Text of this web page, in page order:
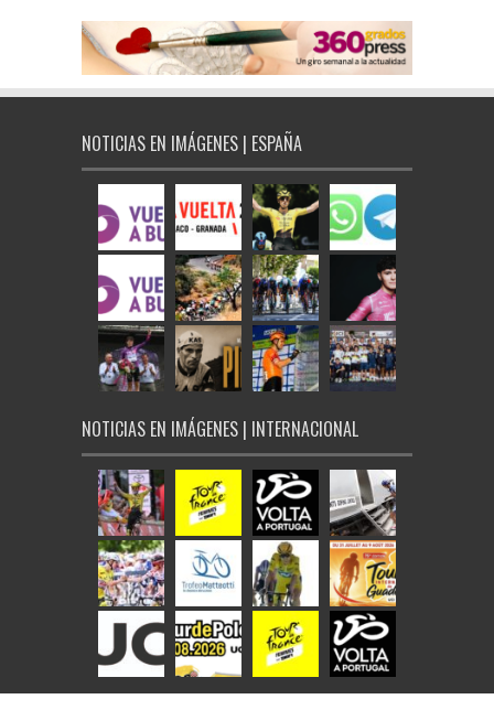
NOTICIAS EN IMÁGENES | ESPAÑA
NOTICIAS EN IMÁGENES | INTERNACIONAL